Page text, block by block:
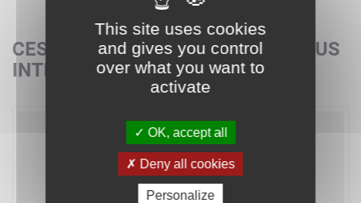
CES SETS POURRAIENT AUSSI VOUS
INTÉRESSER
This site uses cookies
and gives you control
over what you want to
activate
OK, accept all
Deny all cookies
Personalize